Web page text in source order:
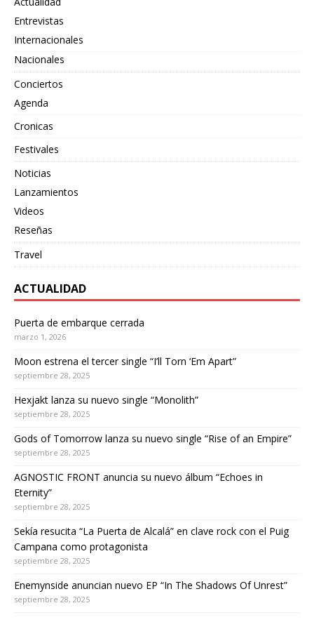
Entrevistas
Internacionales
Nacionales
Conciertos
Agenda
Cronicas
Festivales
Noticias
Lanzamientos
Videos
Reseñas
Travel
ACTUALIDAD
Puerta de embarque cerrada
marzo 1, 2026
Moon estrena el tercer single “I’ll Torn ‘Em Apart”
septiembre 28, 2025
Hexjakt lanza su nuevo single “Monolith”
septiembre 28, 2025
Gods of Tomorrow lanza su nuevo single “Rise of an Empire”
septiembre 28, 2025
AGNOSTIC FRONT anuncia su nuevo álbum “Echoes in
Eternity”
septiembre 28, 2025
Sekía resucita “La Puerta de Alcalá” en clave rock con el Puig
Campana como protagonista
septiembre 28, 2025
Enemynside anuncian nuevo EP “In The Shadows Of Unrest”
septiembre 28, 2025